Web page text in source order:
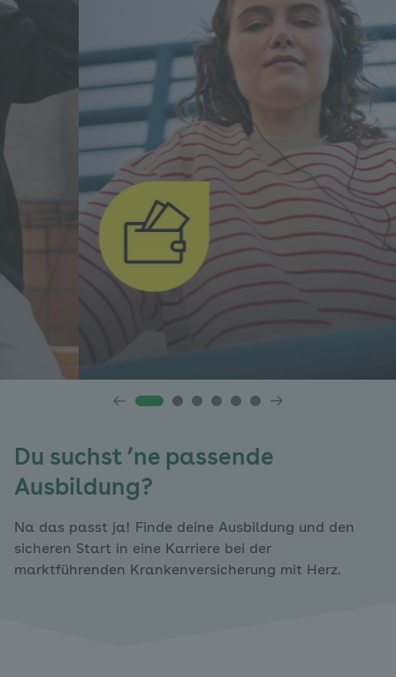
Du suchst ’ne passende
Ausbildung?
Na das passt ja! Finde deine Ausbildung und den
sicheren Start in eine Karriere bei der
marktführenden Krankenversicherung mit Herz.